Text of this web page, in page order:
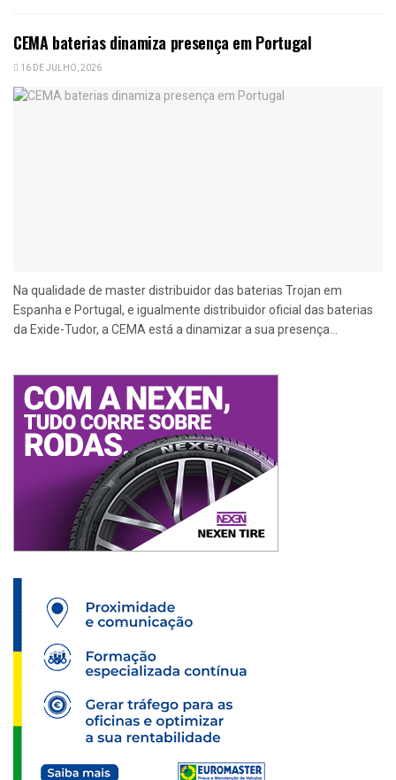
CEMA baterias dinamiza presença em Portugal
16 DE JULHO, 2026
Na qualidade de master distribuidor das baterias Trojan em
Espanha e Portugal, e igualmente distribuidor oficial das baterias
da Exide-Tudor, a CEMA está a dinamizar a sua presença...